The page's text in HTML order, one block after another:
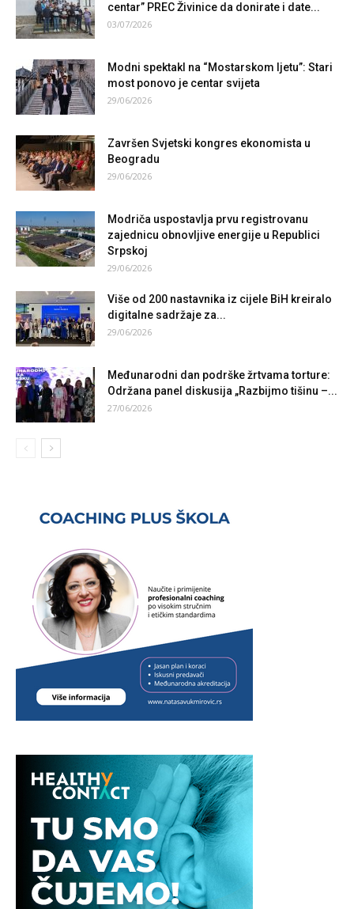
centar” PREC Živinice da donirate i date...
03/07/2026
Modni spektakl na “Mostarskom ljetu”: Stari
most ponovo je centar svijeta
29/06/2026
Završen Svjetski kongres ekonomista u
Beogradu
29/06/2026
Modriča uspostavlja prvu registrovanu
zajednicu obnovljive energije u Republici
Srpskoj
29/06/2026
Više od 200 nastavnika iz cijele BiH kreiralo
digitalne sadržaje za...
29/06/2026
Međunarodni dan podrške žrtvama torture:
Održana panel diskusija „Razbijmo tišinu –...
27/06/2026